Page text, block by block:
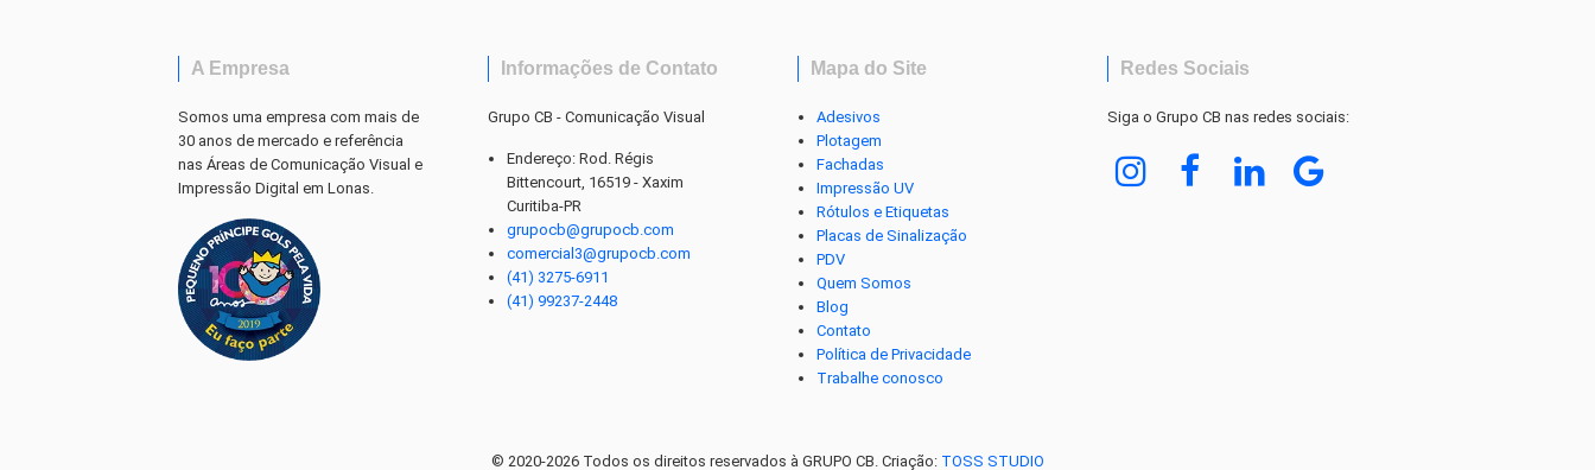
A Empresa
Somos uma empresa com mais de
30 anos de mercado e referência
nas Áreas de Comunicação Visual e
Impressão Digital em Lonas.
Informações de Contato
Grupo CB - Comunicação Visual
Endereço: Rod. Régis
Bittencourt, 16519 - Xaxim
Curitiba-PR
grupocb@grupocb.com
comercial3@grupocb.com
(41) 3275-6911
(41) 99237-2448
Mapa do Site
Adesivos
Plotagem
Fachadas
Impressão UV
Rótulos e Etiquetas
Placas de Sinalização
PDV
Quem Somos
Blog
Contato
Política de Privacidade
Trabalhe conosco
Redes Sociais
Siga o Grupo CB nas redes sociais:
© 2020-2026 Todos os direitos reservados à GRUPO CB. Criação: TOSS STUDIO